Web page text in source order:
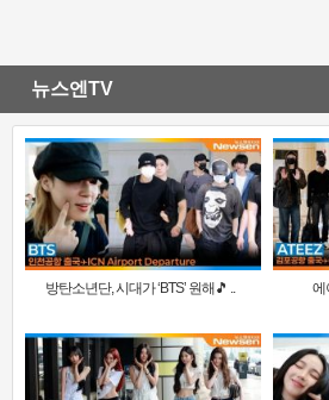
뉴스엔TV
방탄소년단, 시대가 ‘BTS’ 원해🎵 .. 에